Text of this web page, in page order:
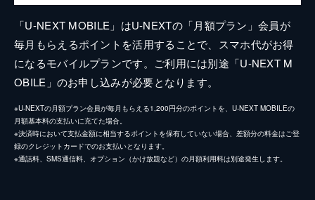
「U-NEXT MOBILE」はU-NEXTの「月額プラン」会員が
毎月もらえるポイントを活用することで、スマホ代がお得
になるモバイルプランです。ご利用には別途「U-NEXT M
OBILE」のお申し込みが必要となります。
※U-NEXTの月額プラン会員が毎月もらえる1,200円分のポイントを、U-NEXT MOBILEの
月額基本料の支払いに充てた場合。
※決済時において支払金額に相当するポイントを保有していない場合、差額分の料金はご登
録のクレジットカードでのお支払いとなります。
※通話料、SMS通信料、オプション（かけ放題など）の月額利用料は別途発生します。